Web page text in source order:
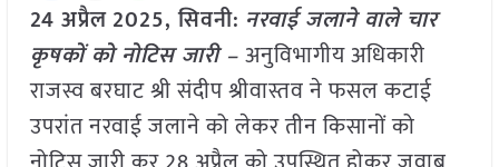
24 अप्रैल2025,सिवनी: नरवाई जलाने वाले चार
कृषकों को नोटिस जारी –अनुविभागीय अधिकारी
राजस्व बरघाट श्री संदीप श्रीवास्तव ने फसल कटाई
उपरांत नरवाई जलाने को लेकर तीन किसानों को